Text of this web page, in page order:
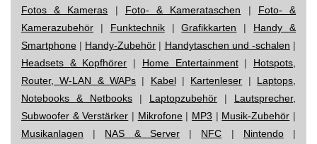
Fotos & Kameras | Foto- & Kamerataschen | Foto- &
Kamerazubehör | Funktechnik|Grafikkarten | Handy &
Smartphone | Handy-Zubehör | Handytaschen und -schalen |
Headsets & Kopfhörer | Home Entertainment| Hotspots,
Router, W-LAN & WAPs | Kabel| Kartenleser | Laptops,
Notebooks & Netbooks | Laptopzubehör | Lautsprecher,
Subwoofer & Verstärker | Mikrofone| MP3 | Musik-Zubehör |
Musikanlagen | NAS & Server| NFC | Nintendo|